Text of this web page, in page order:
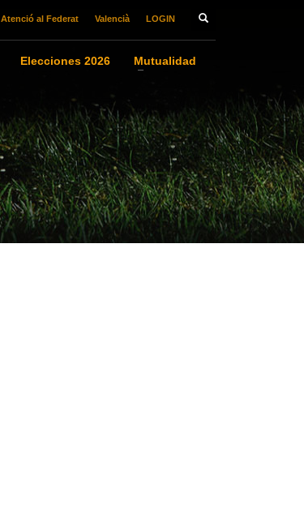
Atenció al Federat Valencià LOGIN
Elecciones 2026
Mutualidad